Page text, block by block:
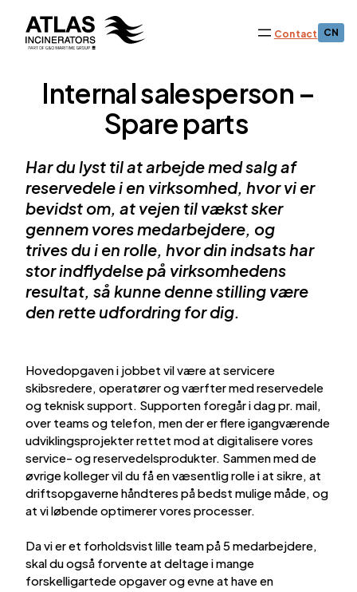
Contact CN
Internal salesperson –
Spare parts
Har du lyst til at arbejde med salg af
reservedele i en virksomhed, hvor vi er
bevidst om, at vejen til vækst sker
gennem vores medarbejdere, og
trives du i en rolle, hvor din indsats har
stor indflydelse på virksomhedens
resultat, så kunne denne stilling være
den rette udfordring for dig.
Hovedopgaven i jobbet vil være at servicere
skibsredere, operatører og værfter med reservedele
og teknisk support. Supporten foregår i dag pr. mail,
over teams og telefon, men der er flere igangværende
udviklingsprojekter rettet mod at digitalisere vores
service- og reservedelsprodukter. Sammen med de
øvrige kolleger vil du få en væsentlig rolle i at sikre, at
driftsopgaverne håndteres på bedst mulige måde, og
at vi løbende optimerer vores processer.
Da vi er et forholdsvist lille team på 5 medarbejdere,
skal du også forvente at deltage i mange
forskelligartede opgaver og evne at have en